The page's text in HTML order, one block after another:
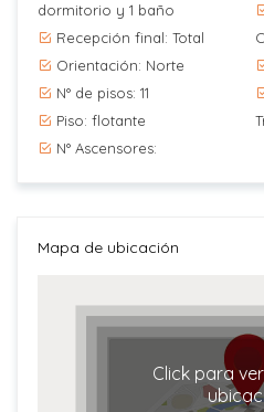
dormitorio y 1 baño
Recepción final: Total
Orientación: Norte
N° de pisos: 11
Piso: flotante
N° Ascensores:
Mapa de ubicación
Click para